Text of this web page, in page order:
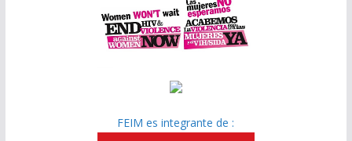
FEIM es integrante de :